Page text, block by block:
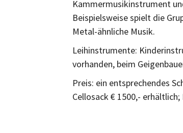
Kammermusikinstrument
Beispielsweise spielt die
Metal-ähnliche Musik.
Leihinstrumente:
vorhanden, beim
Preis: ein entsprechendes
Cellosack € 1500,-